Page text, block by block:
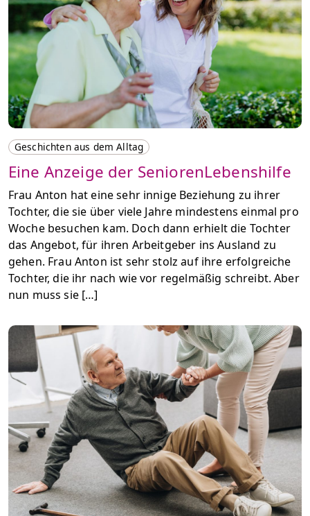
Geschichten aus dem Alltag
Eine Anzeige der SeniorenLebenshilfe
Frau Anton hat eine sehr innige Beziehung zu ihrer
Tochter, die sie über viele Jahre mindestens einmal pro
Woche besuchen kam. Doch dann erhielt die Tochter
das Angebot, für ihren Arbeitgeber ins Ausland zu
gehen. Frau Anton ist sehr stolz auf ihre erfolgreiche
Tochter, die ihr nach wie vor regelmäßig schreibt. Aber
nun muss sie […]